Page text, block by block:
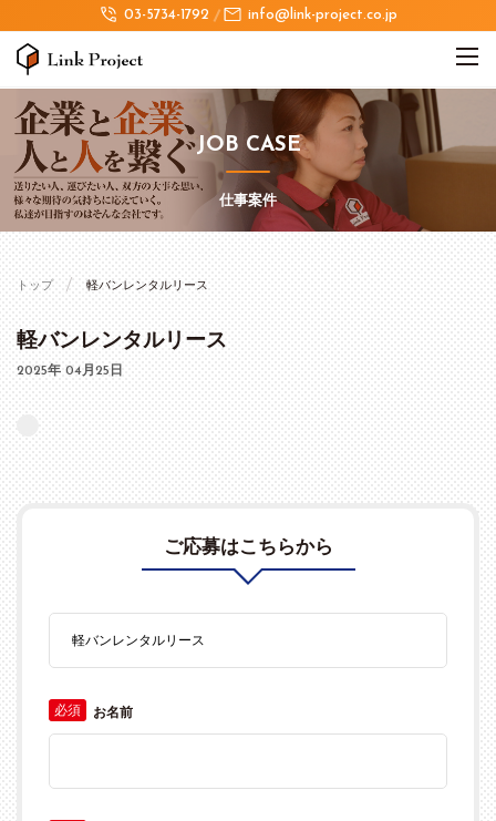
03-5734-1792 info@link-project.co.jp
JOB CASE
仕事案件
トップ 軽バンレンタルリース
軽バンレンタルリース
2025年 04月25日
ご応募はこちらから
必須 お名前